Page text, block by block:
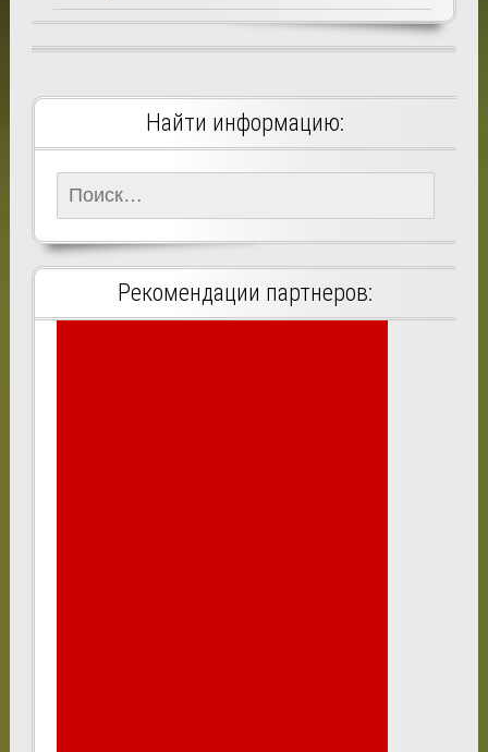
Найти информацию:
Найти:
Рекомендации партнеров: